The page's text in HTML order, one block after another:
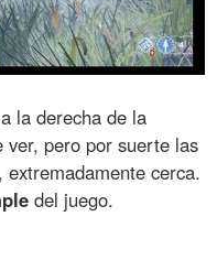
la derecha de la
pero por suerte las
cerca.
del juego.